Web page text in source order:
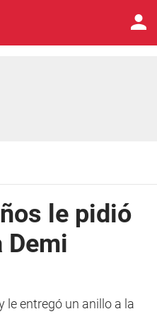
le pidió
Demi
le entregó un anillo a la